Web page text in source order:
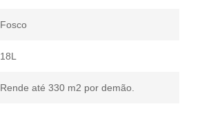
Fosco
18L
Rende até 330 m2 por demão.